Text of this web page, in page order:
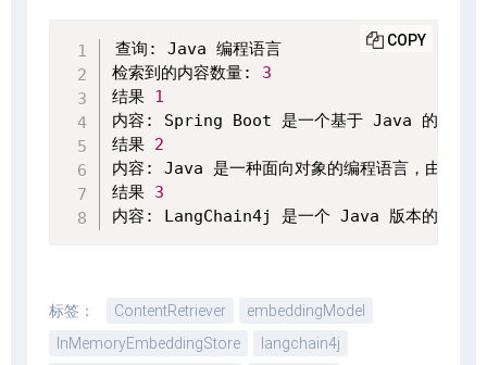
查询: Java 编程语言
检索到的内容数量: 3
结果 1
内容: Spring Boot 是一个基于 Java 的框架，
结果 2
内容: Java 是一种面向对象的编程语言，由
结果 3
内容: LangChain4j 是一个 Java 版本的
COPY
标签： ContentRetriever
embeddingModel
InMemoryEmbeddingStore
langchain4j